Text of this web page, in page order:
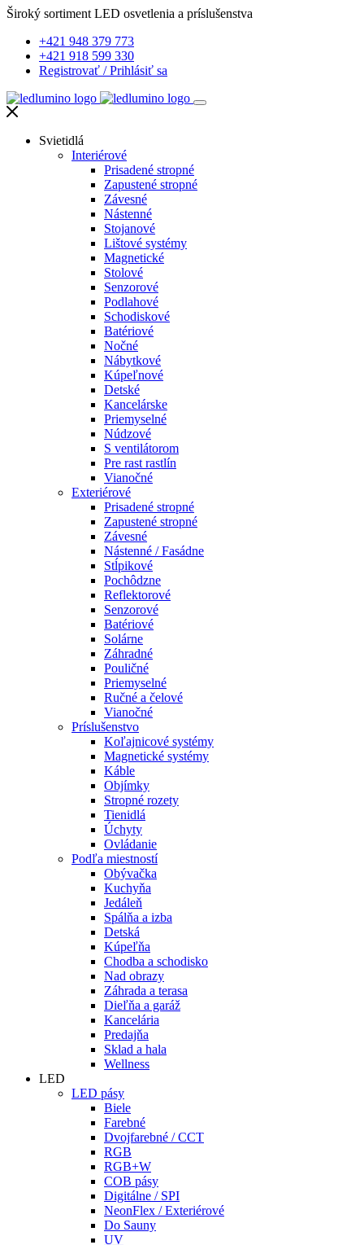
Široký sortiment LED osvetlenia a príslušenstva
+421 948 379 773
+421 918 599 330
Registrovať /Prihlásiť sa
Svietidlá
Interiérové
Prisadené stropné
Zapustené stropné
Závesné
Nástenné
Stojanové
Lištové systémy
Magnetické
Stolové
Senzorové
Podlahové
Schodiskové
Batériové
Nočné
Nábytkové
Kúpeľnové
Detské
Kancelárske
Priemyselné
Núdzové
S ventilátorom
Pre rast rastlín
Vianočné
Exteriérové
Prisadené stropné
Zapustené stropné
Závesné
Nástenné / Fasádne
Stĺpikové
Pochôdzne
Reflektorové
Senzorové
Batériové
Solárne
Záhradné
Pouličné
Priemyselné
Ručné a čelové
Vianočné
Príslušenstvo
Koľajnicové systémy
Magnetické systémy
Káble
Objímky
Stropné rozety
Tienidlá
Úchyty
Ovládanie
Podľa miestností
Obývačka
Kuchyňa
Jedáleň
Spálňa a izba
Detská
Kúpeľňa
Chodba a schodisko
Nad obrazy
Záhrada a terasa
Dieľňa a garáž
Kancelária
Predajňa
Sklad a hala
Wellness
LED
LED pásy
Biele
Farebné
Dvojfarebné / CCT
RGB
RGB+W
COB pásy
Digitálne / SPI
NeonFlex / Exteriérové
Do Sauny
UV